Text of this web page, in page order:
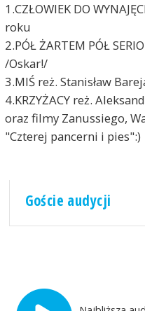
1.CZŁOWIEK DO
roku
2.PÓŁ ŻARTEM PÓŁ
/Oskar!/
3.MIŚ reż. Stanisław
4.KRZYŻACY reż.
oraz filmy Zanussiego,
"Czterej pancerni i pies":)
Goście audycji